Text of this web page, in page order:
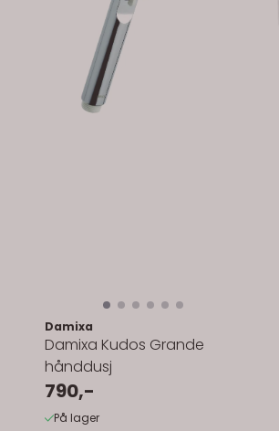
Damixa
Damixa Kudos Grande
hånddusj
790,-
På lager